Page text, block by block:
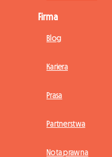
Firma
Blog
Kariera
Prasa
Partnerstwa
Nota prawna